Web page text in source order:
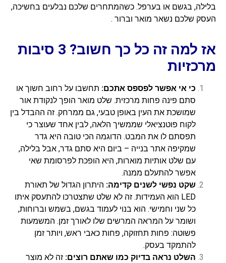
בלילה, בגשם או בערפל. כשהמתחרים שלכם נבלעים בחשיכה,
העסק שלכם נשאר מואר וברור .
אז למה זה כל כך חשוב? 3 סיבות
מרכזיות
כי אי אפשר לפספס אתכם: תחשבו על רחוב חשוך או
סתם פינה פחות מרכזית. שלט מואר הופך לנקודת אור
שמושכת את העין באופן טבעי, גם ממרחק. זה ההבדל בין
לקוח פוטנציאלי שממשיך הלאה, לבין אחד שעוצר כי
תפסתם לו את המבט. הדוגמה הכי טובה היא גדר
שמקיפה אתר בנייה – ביום היא סתם גדר, אבל בלילה,
עם שלט אותיות מוארות, היא הופכת לפרסומת שאי
אפשר להתעלם ממנה.
שקט נפשי לשנים קדימה: היתרון הגדול של תאורת
LED הוא העמידות. זה לא שלט שתצטרכו להתעסק איתו
כל שני וחמישי. הוא בנוי לעמוד בגשם, בשמש וברוחות,
ושומר על המראה המרשים שלו לאורך זמן. המשמעות
פשוטה: פחות תחזוקה, פחות כאבי ראש, ויותר זמן
להתמקד בעסק.
השלט נראה בדיוק כמו שאתם רוצים: זה לא מוצר